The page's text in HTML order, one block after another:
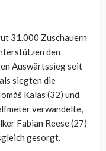
31.000 Zuschauern
den
Auswärtssieg seit
siegten die
Kalas (32) und
verwandelte,
Fabian Reese (27)
gesorgt.